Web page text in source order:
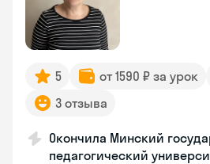
5 от 1590 ₽ за урок
3 отзыва
Окончила Минский
педагогический